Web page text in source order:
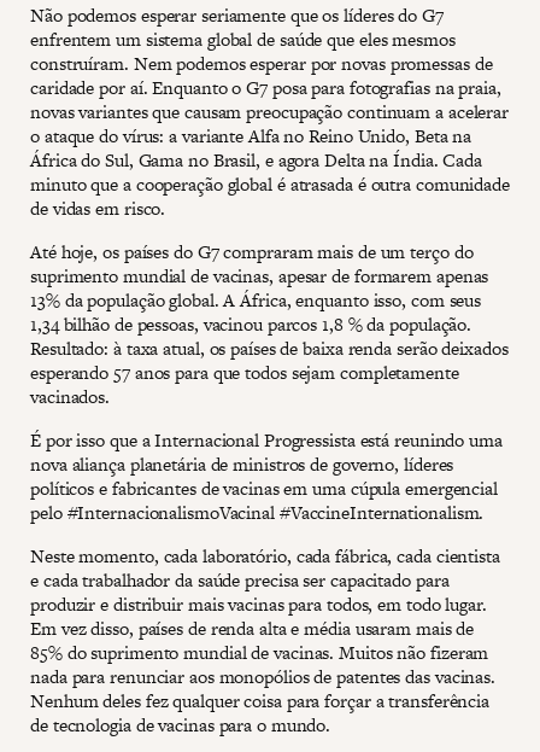
Não podemos esperar seriamente que os líderes do G7
enfrentem um sistema global de saúde que eles mesmos
construíram. Nem podemos esperar por novas promessas de
caridade por aí. Enquanto o G7 posa para fotografias na praia,
novas variantes que causam preocupação continuam a acelerar
o ataque do vírus: a variante Alfa no Reino Unido, Beta na
África do Sul, Gama no Brasil, e agora Delta na Índia. Cada
minuto que a cooperação global é atrasada é outra comunidade
de vidas em risco.
Até hoje, os países do G7 compraram mais de um terço do
suprimento mundial de vacinas, apesar de formarem apenas
13% da população global. A África, enquanto isso, com seus
1,34 bilhão de pessoas, vacinou parcos 1,8 % da população.
Resultado: à taxa atual, os países de baixa renda serão deixados
esperando 57 anos para que todos sejam completamente
vacinados.
É por isso que a Internacional Progressista está reunindo uma
nova aliança planetária de ministros de governo, líderes
políticos e fabricantes de vacinas em uma cúpula emergencial
pelo #InternacionalismoVacinal #VaccineInternationalism.
Neste momento, cada laboratório, cada fábrica, cada cientista
e cada trabalhador da saúde precisa ser capacitado para
produzir e distribuir mais vacinas para todos, em todo lugar.
Em vez disso, países de renda alta e média usaram mais de
85% do suprimento mundial de vacinas. Muitos não fizeram
nada para renunciar aos monopólios de patentes das vacinas.
Nenhum deles fez qualquer coisa para forçar a transferência
de tecnologia de vacinas para o mundo.